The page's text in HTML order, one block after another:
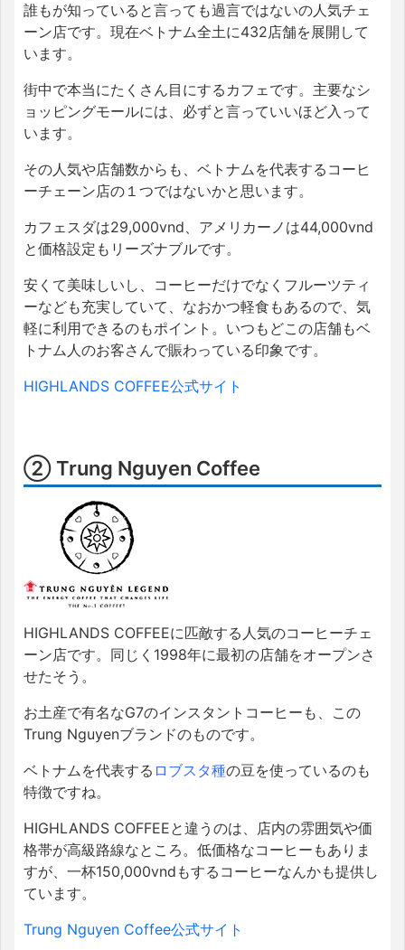
誰もが知っていると言っても過言ではないの人気チェ
ーン店です。現在ベトナム全土に432店舗を展開して
います。
街中で本当にたくさん目にするカフェです。主要なシ
ョッピングモールには、必ずと言っていいほど入って
います。
その人気や店舗数からも、ベトナムを代表するコーヒ
ーチェーン店の１つではないかと思います。
カフェスダは29,000vnd、アメリカーノは44,000vnd
と価格設定もリーズナブルです。
安くて美味しいし、コーヒーだけでなくフルーツティ
ーなども充実していて、なおかつ軽食もあるので、気
軽に利用できるのもポイント。いつもどこの店舗もベ
トナム人のお客さんで賑わっている印象です。
HIGHLANDS COFFEE公式サイト
② Trung Nguyen Coffee
HIGHLANDS COFFEEに匹敵する人気のコーヒーチェ
ーン店です。同じく1998年に最初の店舗をオープンさ
せたそう。
お土産で有名なG7のインスタントコーヒーも、この
Trung Nguyenブランドのものです。
ベトナムを代表する ロブスタ種の豆を使っているのも
特徴ですね。
HIGHLANDS COFFEEと違うのは、店内の雰囲気や価
格帯が高級路線なところ。低価格なコーヒーもありま
すが、一杯150,000vndもするコーヒーなんかも提供し
ています。
Trung Nguyen Coffee公式サイト